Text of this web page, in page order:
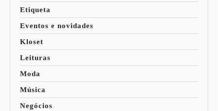
Etiqueta
Eventos e novidades
Kloset
Leituras
Moda
Música
Negócios